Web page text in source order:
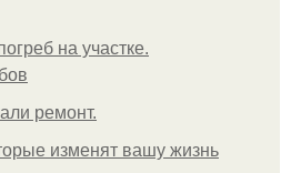
на участке.
ремонт.
изменят вашу жизнь